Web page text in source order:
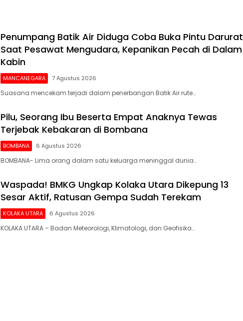
Penumpang Batik Air Diduga Coba Buka Pintu Darurat
Saat Pesawat Mengudara, Kepanikan Pecah di Dalam
Kabin
MANCANEGARA 7 Agustus 2026
Suasana mencekam terjadi dalam penerbangan Batik Air rute…
Pilu, Seorang Ibu Beserta Empat Anaknya Tewas
Terjebak Kebakaran di Bombana
BOMBANA 6 Agustus 2026
BOMBANA- Lima orang dalam satu keluarga meninggal dunia…
Waspada! BMKG Ungkap Kolaka Utara Dikepung 13
Sesar Aktif, Ratusan Gempa Sudah Terekam
KOLAKA UTARA 6 Agustus 2026
KOLAKA UTARA – Badan Meteorologi, Klimatologi, dan Geofisika…